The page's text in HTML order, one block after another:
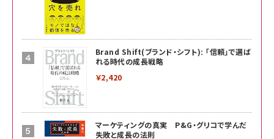
Brand Shift(ブランド・シフト): 「信頼」で選ば
れる時代の成長戦略
￥2,420
マーケティングの真実 P&G・グリコで学んだ
失敗と成長の法則